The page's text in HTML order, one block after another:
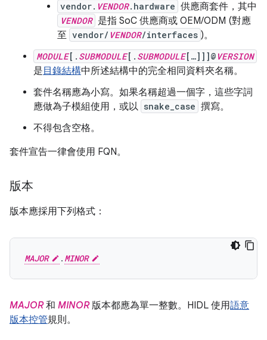
vendor. VENDOR.hardware 供應商套件，其中
VENDOR 是指 SoC 供應商或 OEM/ODM (對應
至 vendor/ VENDOR/interfaces )。
MODULE[. SUBMODULE[. SUBMODULE[…]]]@ VERSION
是 目錄結構中所述結構中的完全相同資料夾名稱。
套件名稱應為小寫。如果名稱超過一個字，這些字詞
應做為子模組使用，或以 snake_case 撰寫。
不得包含空格。
套件宣告一律會使用 FQN。
版本
版本應採用下列格式：
MAJOR . MINOR
MAJOR和 MINOR版本都應為單一整數。HIDL 使用語意
版本控管規則。